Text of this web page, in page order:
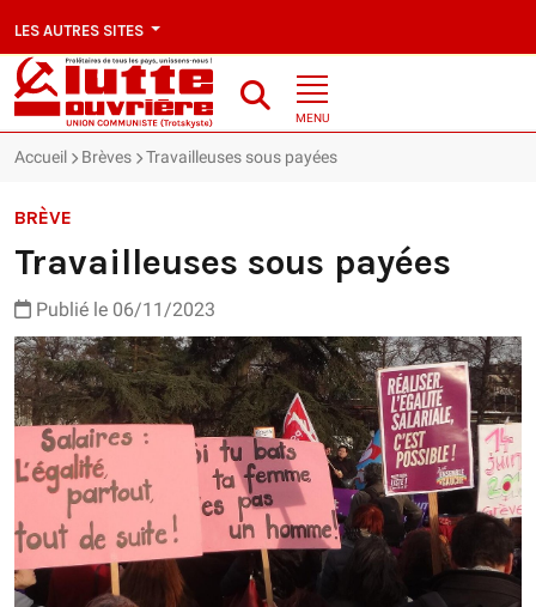
LES AUTRES SITES
MENU
Accueil Brèves Travailleuses sous payées
BRÈVE
Travailleuses sous payées
Publié le 06/11/2023